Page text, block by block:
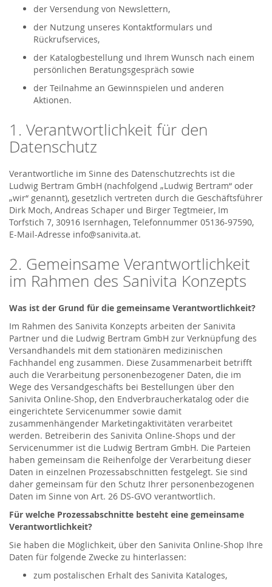
der Versendung von Newslettern,
der Nutzung unseres Kontaktformulars und
Rückrufservices,
der Katalogbestellung und Ihrem Wunsch nach einem
persönlichen Beratungsgespräch sowie
der Teilnahme an Gewinnspielen und anderen
Aktionen.
1. Verantwortlichkeit für den
Datenschutz
Verantwortliche im Sinne des Datenschutzrechts ist die
Ludwig Bertram GmbH (nachfolgend „Ludwig Bertram“ oder
„wir“ genannt), gesetzlich vertreten durch die Geschäftsführer
Dirk Moch, Andreas Schaper und Birger Tegtmeier, Im
Torfstich 7, 30916 Isernhagen, Telefonnummer 05136-97590,
E-Mail-Adresse info@sanivita.at.
2. Gemeinsame Verantwortlichkeit
im Rahmen des Sanivita Konzepts
Was ist der Grund für die gemeinsame Verantwortlichkeit?
Im Rahmen des Sanivita Konzepts arbeiten der Sanivita
Partner und die Ludwig Bertram GmbH zur Verknüpfung des
Versandhandels mit dem stationären medizinischen
Fachhandel eng zusammen. Diese Zusammenarbeit betrifft
auch die Verarbeitung personenbezogener Daten, die im
Wege des Versandgeschäfts bei Bestellungen über den
Sanivita Online-Shop, den Endverbraucherkatalog oder die
eingerichtete Servicenummer sowie damit
zusammenhängender Marketingaktivitäten verarbeitet
werden. Betreiberin des Sanivita Online-Shops und der
Servicenummer ist die Ludwig Bertram GmbH. Die Parteien
haben gemeinsam die Reihenfolge der Verarbeitung dieser
Daten in einzelnen Prozessabschnitten festgelegt. Sie sind
daher gemeinsam für den Schutz Ihrer personenbezogenen
Daten im Sinne von Art. 26 DS-GVO verantwortlich.
Für welche Prozessabschnitte besteht eine gemeinsame
Verantwortlichkeit?
Sie haben die Möglichkeit, über den Sanivita Online-Shop Ihre
Daten für folgende Zwecke zu hinterlassen:
zum postalischen Erhalt des Sanivita Kataloges,